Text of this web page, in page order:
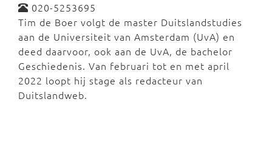
020-5253695
Tim de Boer volgt de master Duitslandstudies
aan de Universiteit van Amsterdam (UvA) en
deed daarvoor, ook aan de UvA, de bachelor
Geschiedenis. Van februari tot en met april
2022 loopt hij stage als redacteur van
Duitslandweb.